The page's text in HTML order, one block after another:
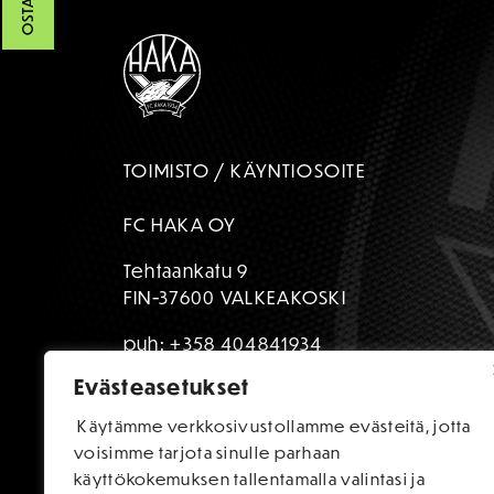
Evästeasetukset
Käytämme verkkosivustollamme evästeitä, jotta
voisimme tarjota sinulle parhaan
käyttökokemuksen tallentamalla valintasi ja
TOIMISTO / KÄYNTIOSOITE
FC HAKA OY
Tehtaankatu 9
FIN-37600 VALKEAKOSKI
puh:+358 404841934
toimisto@fchaka.fi